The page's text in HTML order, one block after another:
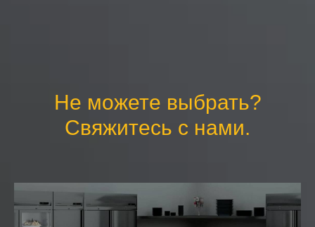
Не можете выбрать?
Свяжитесь с нами.